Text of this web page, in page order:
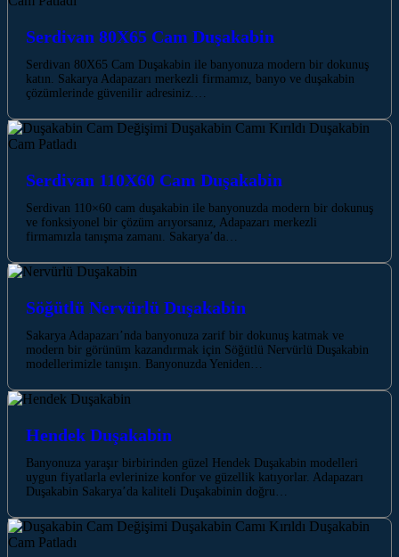
Serdivan 80X65 Cam Duşakabin
Serdivan 80X65 Cam Duşakabin ile banyonuza modern bir dokunuş
katın. Sakarya Adapazarı merkezli firmamız, banyo ve duşakabin
çözümlerinde güvenilir adresiniz.…
Serdivan 110X60 Cam Duşakabin
Serdivan 110×60 cam duşakabin ile banyonuzda modern bir dokunuş
ve fonksiyonel bir çözüm arıyorsanız, Adapazarı merkezli
firmamızla tanışma zamanı. Sakarya’da…
Söğütlü Nervürlü Duşakabin
Sakarya Adapazarı’nda banyonuza zarif bir dokunuş katmak ve
modern bir görünüm kazandırmak için Söğütlü Nervürlü Duşakabin
modellerimizle tanışın. Banyonuzda Yeniden…
Hendek Duşakabin
Banyonuza yaraşır birbirinden güzel Hendek Duşakabin modelleri
uygun fiyatlarla evlerinize konfor ve güzellik katıyorlar. Adapazarı
Duşakabin Sakarya’da kaliteli Duşakabinin doğru…